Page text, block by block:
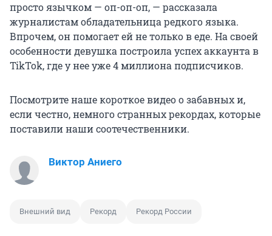
просто язычком — оп-оп-оп, — рассказала
журналистам обладательница редкого языка.
Впрочем, он помогает ей не только в еде. На своей
особенности девушка построила успех аккаунта в
TikTok, где у нее уже 4 миллиона подписчиков.
Посмотрите наше короткое видео о забавных и,
если честно, немного странных рекордах, которые
поставили наши соотечественники.
Виктор Аниего
Внешний вид Рекорд Рекорд России